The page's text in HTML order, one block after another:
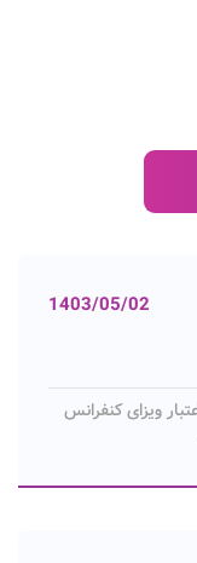
1403/05/02
ویزای کنفرانس